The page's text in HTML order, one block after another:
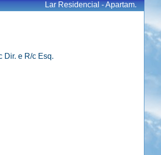
Lar Residencial - Apartam.
Dir. e R/c Esq.